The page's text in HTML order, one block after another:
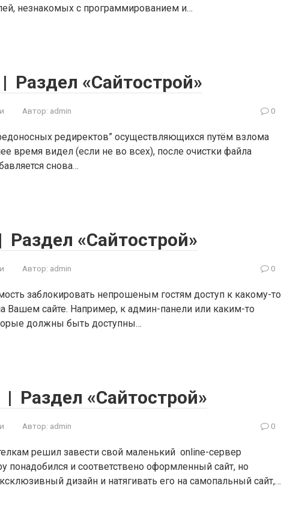
незнакомых с программированием и…
Раздел «Сайтострой»
Автор: admin 0
редиректов” осуществляющихся путём взлома
время видел (если не во всех), после очистки файла
снова…
«Сайтострой»
Автор: admin 0
заблокировать непрошеным гостям доступ к какому-то
Вашем сайте. Например, к админ-панели или каким-то
должны быть доступны…
Раздел «Сайтострой»
Автор: admin 0
решил завести свой маленький online-сервер
понадобился и соответствено оформленный сайт, но
дизайн и натягивать его на самопальный сайт,…